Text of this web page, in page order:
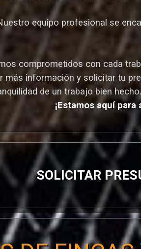
equipo profesional se
comprometidos con cada
más información y solicitar tu
de un trabajo bien
¡Estamos aquí para
SOLICITAR